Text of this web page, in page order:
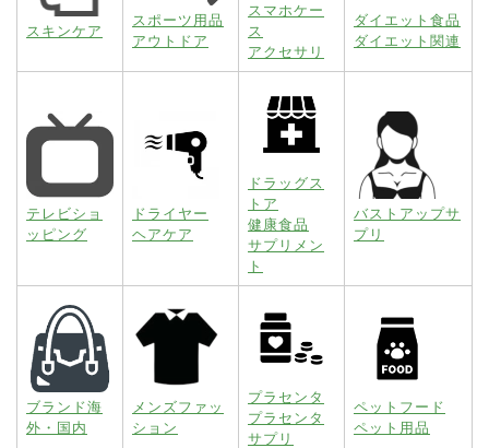
スキンケア
スポーツ用品
アウトドア
スマホケー
ス
アクセサリ
ダイエット食品
ダイエット関連
テレビショ
ッピング
ドライヤー
ヘアケア
ドラッグス
トア
健康食品
サプリメン
ト
バストアップサ
プリ
ブランド海
外・国内
メンズファッ
ション
プラセンタ
プラセンタ
サプリ
ペットフード
ペット用品